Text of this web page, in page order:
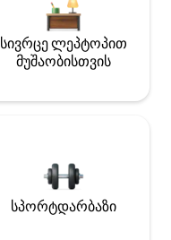
სივრცე ლეპტოპით
მუშაობისთვის
სპორტდარბაზი